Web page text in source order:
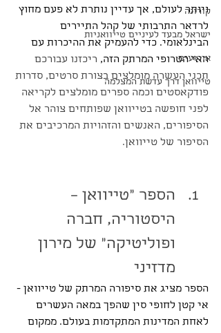
קורונה
ישראל מבעד לעיניים טייוואניות
אירועים
טייוואן דרך עדשת המצלמה
ויותר לעולם, אך עדיין נותרת לא פעם מחוץ
לרדאר התרבותי של קהל התיירים
הבינלאומי. כדי להעמיק את ההיכרות עם
האי הטרופי המרתק הזה, ריכזנו עבורכם
תכני העשרה מומלצים בצורת סרטים, סדרות
פודקאסטים וכמה ספרים מומלצים לקריאה
לפני חופשה בטייוואן שפותחים צוהר אל
הסיפורים, האנשים והזהויות המרכיבים את
הסיפור של טייוואן.
הספר "טייוואן –
היסטוריה, חברה
ופוליטיקה" של מירון
מדזיני
הספר מציג את סיפורה המרתק של טייוואן -
אי קטן לחופי סין שהפך במאה העשרים
לאחת המדינות המתקדמות בעולם. ממקום